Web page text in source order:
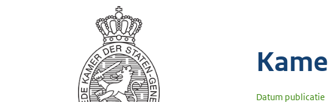
Datum publicatie